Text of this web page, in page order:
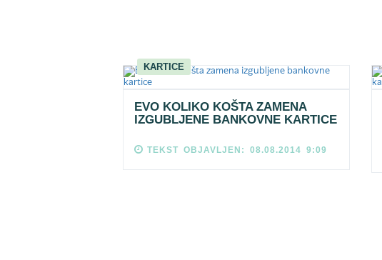
KARTICE
EVO KOLIKO KOŠTA ZAMENA
IZGUBLJENE BANKOVNE KARTICE
TEKST OBJAVLJEN: 08.08.2014 9:09